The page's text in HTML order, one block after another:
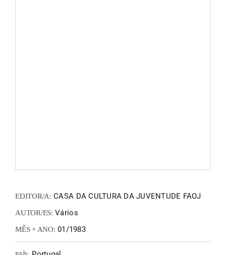
EDITOR/A: CASA DA CULTURA DA JUVENTUDE FAOJ
AUTOR/ES: Vários
MÊS + ANO: 01/1983